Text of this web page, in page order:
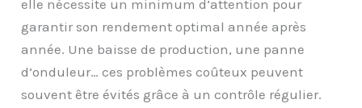
elle nécessite un minimum d’attention pour
garantir son rendement optimal année après
année. Une baisse de production, une panne
d’onduleur… ces problèmes coûteux peuvent
souvent être évités grâce à un contrôle régulier.